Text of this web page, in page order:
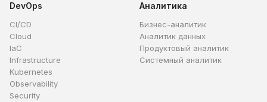
DevOps
CI/CD
Cloud
IaC
Infrastructure
Kubernetes
Observability
Security
Аналитика
Бизнес-аналитик
Аналитик данных
Продуктовый аналитик
Системный аналитик